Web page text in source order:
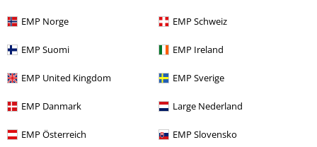
EMP Norge EMP Schweiz
EMP Suomi EMP Ireland
EMP United Kingdom EMP Sverige
EMP Danmark Large Nederland
EMP Österreich EMP Slovensko
Passform
Weite
zu eng
perfekt
zu kurz
perfekt